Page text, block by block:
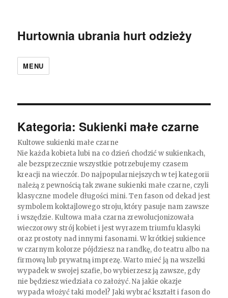
Hurtownia ubrania hurt odzieży
MENU
Kategoria:Sukienki małe czarne
Kultowe sukienki małe czarne
Nie każda kobieta lubi na co dzień chodzić w sukienkach,
ale bezsprzecznie wszystkie potrzebujemy czasem
kreacji na wieczór. Do najpopularniejszych w tej kategorii
należą z pewnością tak zwane sukienki małe czarne, czyli
klasyczne modele długości mini. Ten fason od dekad jest
symbolem koktajlowego stroju, który pasuje nam zawsze
i wszędzie. Kultowa mała czarna zrewolucjonizowała
wieczorowy strój kobiet i jest wyrazem triumfu klasyki
oraz prostoty nad innymi fasonami. W krótkiej sukience
w czarnym kolorze pójdziesz na randkę, do teatru albo na
firmową lub prywatną imprezę. Warto mieć ją na wszelki
wypadek w swojej szafie, bo wybierzesz ją zawsze, gdy
nie będziesz wiedziała co założyć. Na jakie okazje
wypada włożyć taki model? Jaki wybrać kształt i fason do